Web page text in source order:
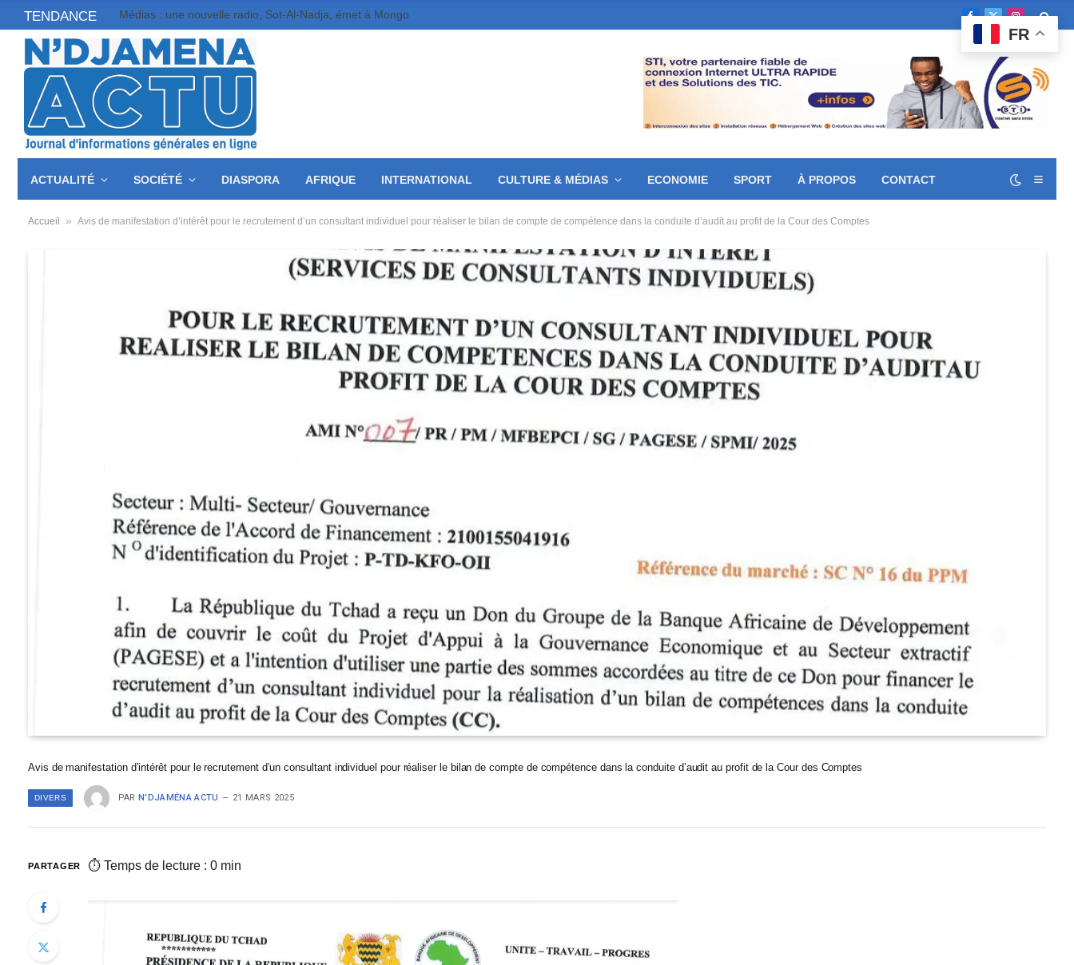
TENDANCE Médias : une nouvelle radio, Sot-Al-Nadja, émet à Mongo
Facebook
X
(Twitter)
ACTUALITÉ SOCIÉTÉ DIASPORA AFRIQUE INTERNATIONAL CULTURE & MÉDIAS ECONOMIE SPORT À PROPOS CONTACT
Accueil » Avis de manifestation d’intérêt pour le recrutement d’un consultant individuel pour réaliser le bilan de compte de compétence dans la conduite d’audit au profit de la Cour des Comptes
Avis de manifestation d’intérêt pour le recrutement d’un consultant individuel pour réaliser le bilan de compte de compétence dans la conduite d’audit au profit de la Cour des Comptes
DIVERS PAR N'DJAMÉNA ACTU 21 MARS 2025
PARTAGER ⏱ Temps de lecture : 0 min
FR